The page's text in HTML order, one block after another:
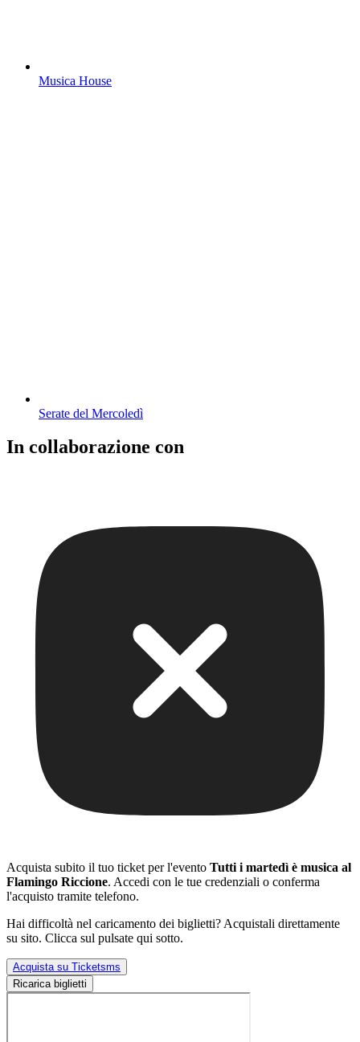
Musica House
Serate del Mercoledì
In collaborazione con
Acquista subito il tuo ticket per l'evento Tutti i martedì è musica al
Flamingo Riccione. Accedi con le tue credenziali o conferma
l'acquisto tramite telefono.
Hai difficoltà nel caricamento dei biglietti? Acquistali direttamente
su sito. Clicca sul pulsate qui sotto.
Acquista su Ticketsms
Ricarica biglietti